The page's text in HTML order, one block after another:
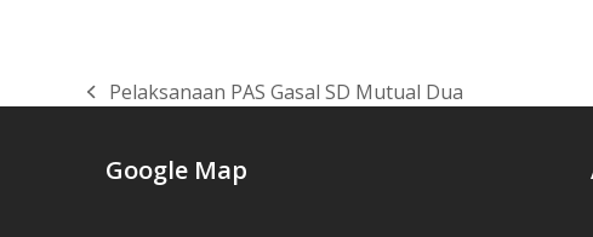
previous
Pelaksanaan PAS Gasal SD Mutual Dua
Google Map